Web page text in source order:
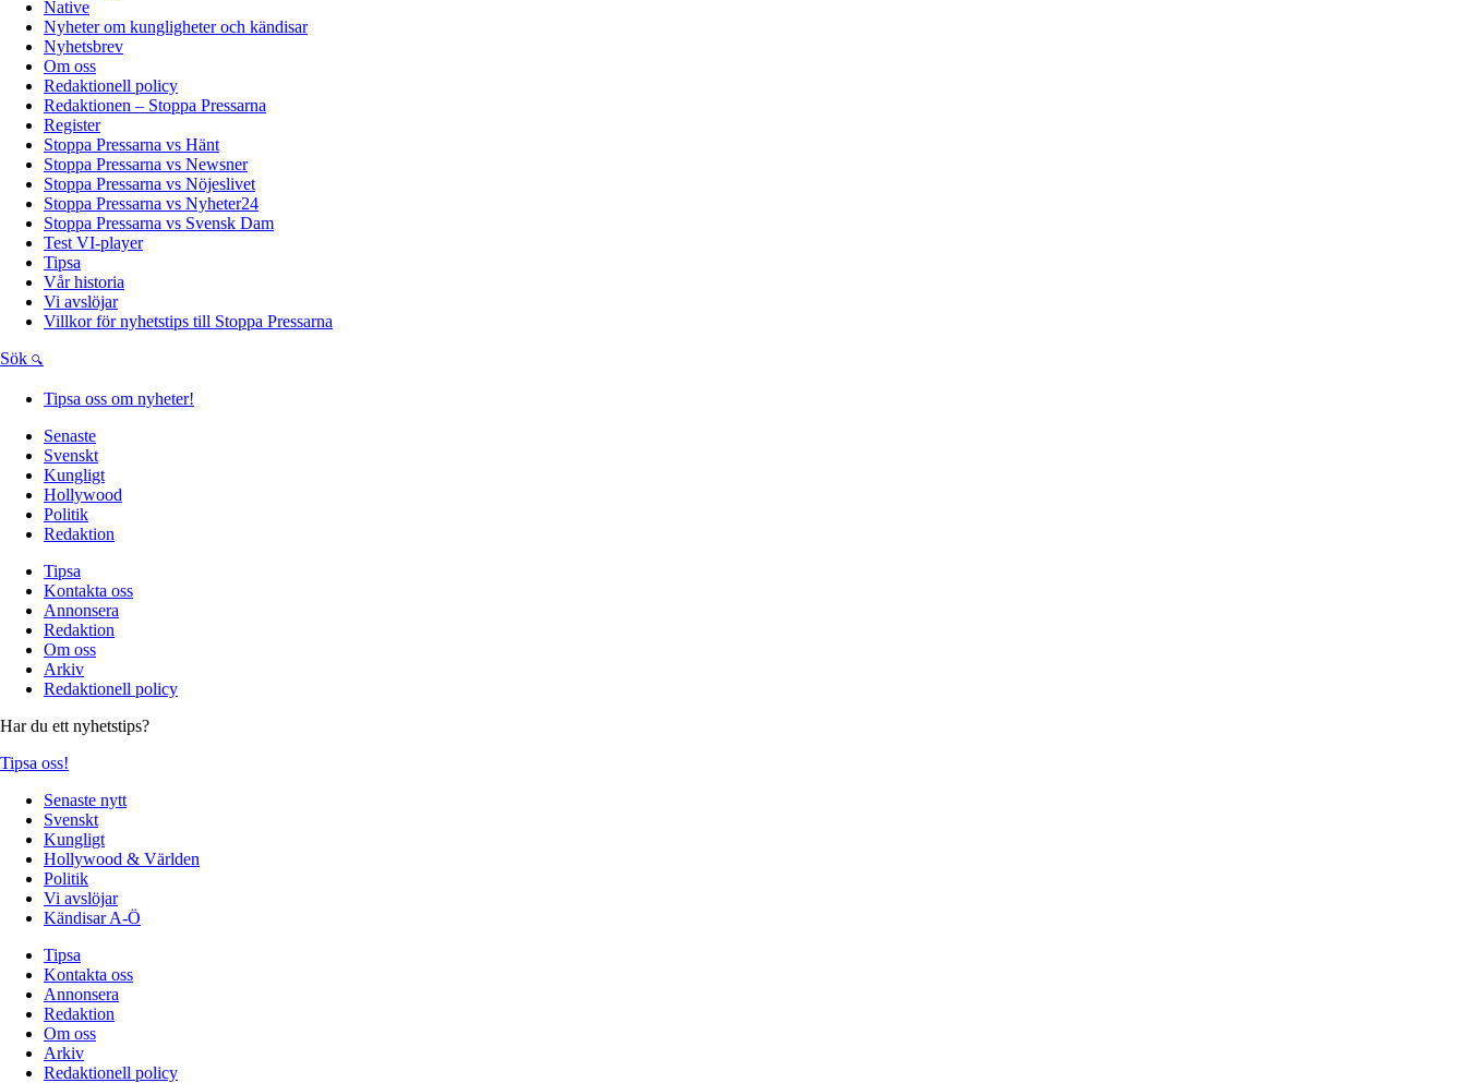
Native
Nyheter om kungligheter och kändisar
Nyhetsbrev
Om oss
Redaktionell policy
Redaktionen – Stoppa Pressarna
Register
Stoppa Pressarna vs Hänt
Stoppa Pressarna vs Newsner
Stoppa Pressarna vs Nöjeslivet
Stoppa Pressarna vs Nyheter24
Stoppa Pressarna vs Svensk Dam
Test VI-player
Tipsa
Vår historia
Vi avslöjar
Villkor för nyhetstips till Stoppa Pressarna
Sök
Tipsa oss om nyheter!
Senaste
Svenskt
Kungligt
Hollywood
Politik
Redaktion
Tipsa
Kontakta oss
Annonsera
Redaktion
Om oss
Arkiv
Redaktionell policy
Har du ett nyhetstips?
Tipsa oss!
Senaste nytt
Svenskt
Kungligt
Hollywood & Världen
Politik
Vi avslöjar
Kändisar A-Ö
Tipsa
Kontakta oss
Annonsera
Redaktion
Om oss
Arkiv
Redaktionell policy